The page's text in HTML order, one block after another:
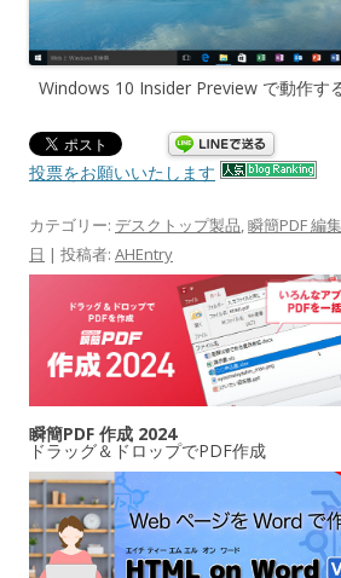
Windows 10 Insider Preview で動作す
投票をお願いいたします
カテゴリー: デスクトップ製品,瞬簡PDF 編集
日 | 投稿者: AHEntry
瞬簡PDF 作成 2024
ドラッグ＆ドロップでPDF作成